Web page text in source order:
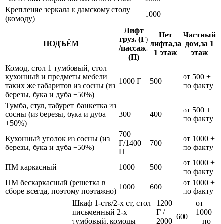
Крепление зеркала к дамскому столу
(комоду)
1000
ПОДЪЁМ
Лифт
груз. (Г)
/пассаж.
(П)
Нет
лифта,за
1 этаж
Частный
дом,за 1
этаж
Комод, стол 1 тумбовый, стол
кухонный и предметы мебели
таких же габаритов из сосны (из
березы, бука и дуба +50%)
1000 Г 500
от 500 +
по факту
Тумба, стул, табурет, банкетка из
сосны (из березы, бука и дуба
+50%)
300 400
от 500 +
по факту
Кухонный уголок из сосны (из
березы, бука и дуба +50%)
700
Г/1400
П
700
от 1000 +
по факту
ПМ каркасный 1000 500
от 1000 +
по факту
ПМ бескаркасный (решетка в
сборе всегда, поэтому поэтажно)
1000 600
от 1000 +
по факту
Шкаф 1-ств/2-х ст, стол
письменный 2-х
тумбовый, комоды
1200
Г /
2000
600
от
1000
+ по